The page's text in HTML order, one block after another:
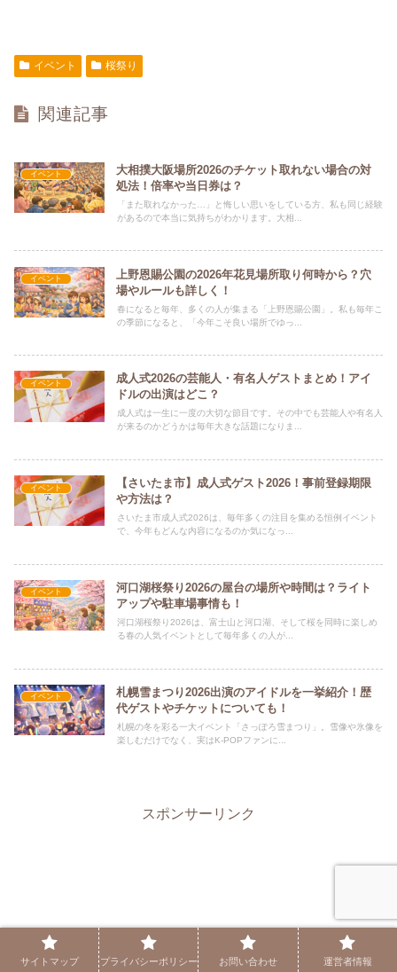
イベント 桜祭り
関連記事
イベント
大相撲大阪場所2026のチケット取れない場合の対
処法！倍率や当日券は？
「また取れなかった…」と悔しい思いをしている方、私も同じ経験
があるので本当に気持ちがわかります。大相...
イベント
上野恩賜公園の2026年花見場所取り何時から？穴
場やルールも詳しく！
春になると毎年、多くの人が集まる「上野恩賜公園」。私も毎年こ
の季節になると、「今年こそ良い場所でゆっ...
イベント
成人式2026の芸能人・有名人ゲストまとめ！アイ
ドルの出演はどこ？
成人式は一生に一度の大切な節目です。その中でも芸能人や有名人
が来るのかどうかは毎年大きな話題になりま...
イベント
【さいたま市】成人式ゲスト2026！事前登録期限
や方法は？
さいたま市成人式2026は、毎年多くの注目を集める恒例イベント
で、今年もどんな内容になるのか気になっ...
イベント
河口湖桜祭り2026の屋台の場所や時間は？ライト
アップや駐車場事情も！
河口湖桜祭り2026は、富士山と河口湖、そして桜を同時に楽しめ
る春の人気イベントとして毎年多くの人が...
イベント
札幌雪まつり2026出演のアイドルを一挙紹介！歴
代ゲストやチケットについても！
札幌の冬を彩る一大イベント「さっぽろ雪まつり」。雪像や氷像を
楽しむだけでなく、実はK-POPファンに...
スポンサーリンク
サイトマップ プライバシーポリシー お問い合わせ 運営者情報